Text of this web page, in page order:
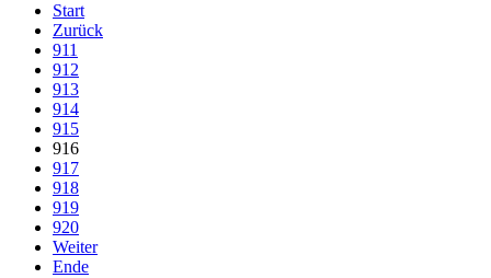
Start
Zurück
911
912
913
914
915
916
917
918
919
920
Weiter
Ende